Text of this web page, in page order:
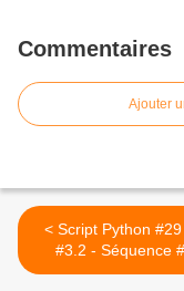
Commentaires
Ajouter
< Script Python #29 : TP
#3.2 - Séquence
Décomposition d'un